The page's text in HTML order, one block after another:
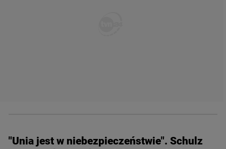
"Unia jest w niebezpieczeństwie". Schulz